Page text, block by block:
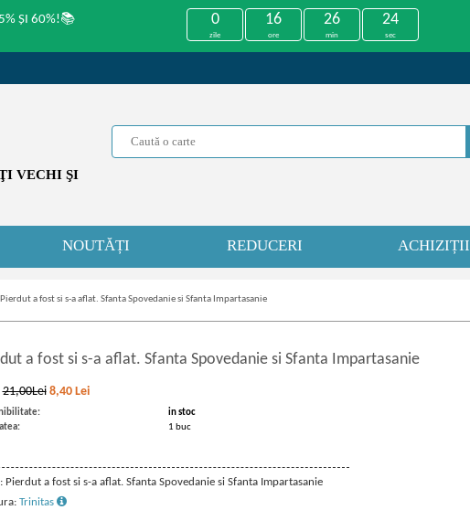
ȘI 60%!📚 0
zile
16
ore
26
min
24
sec
VECHI ŞI
NOUTĂȚI REDUCERI ACHIZIȚII
Pierdut a fost si s-a aflat. Sfanta Spovedanie si Sfanta Impartasanie
a fost si s-a aflat. Sfanta Spovedanie si Sfanta Impartasanie
21,00Lei 8,40 Lei
in stoc
1 buc
Pierdut a fost si s-a aflat. Sfanta Spovedanie si Sfanta Impartasanie
Trinitas